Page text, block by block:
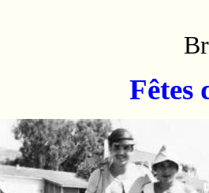
Fêtes